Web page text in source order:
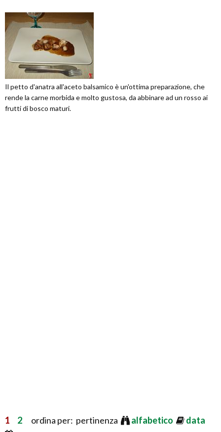
Il petto d'anatra all'aceto balsamico è un'ottima preparazione, che
rende la carne morbida e molto gustosa, da abbinare ad un rosso ai
frutti di bosco maturi.
1 2 ordina per: pertinenza alfabetico data